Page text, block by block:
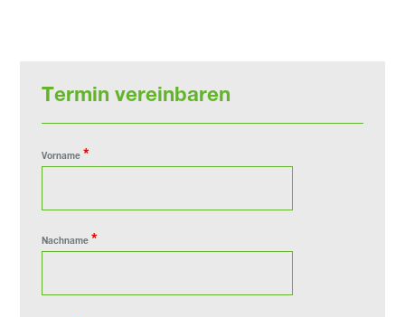
Termin vereinbaren
Vorname *
Nachname *